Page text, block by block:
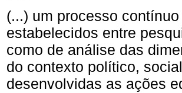
(...) um processo
estabelecidos entre
como de análise das
do contexto político,
desenvolvidas as ações